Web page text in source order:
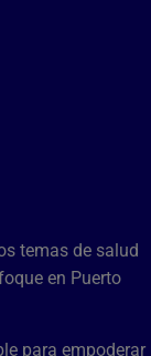
temas de salud
en Puerto
para empoderar